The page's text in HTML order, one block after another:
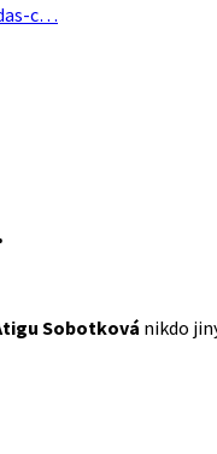
c…
Sobotková nikdo